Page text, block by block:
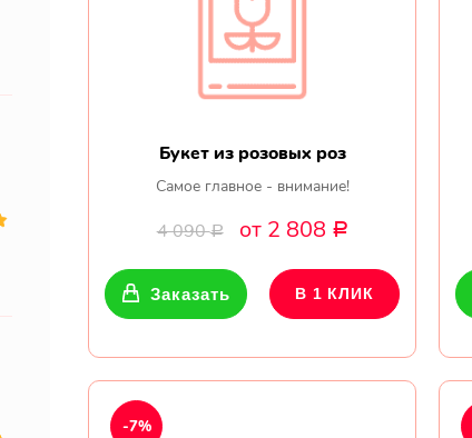
Букет из розовых роз
Самое главное - внимание!
4 090Р от 2 808 Р
Заказать В 1 КЛИК
-7%